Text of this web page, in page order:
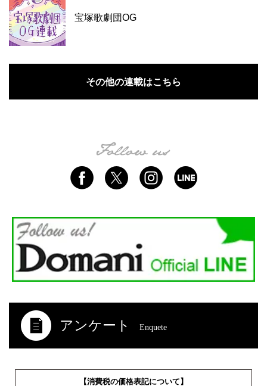
宝塚歌劇団OG
その他の連載はこちら
アンケート Enquete
【消費税の価格表記について】